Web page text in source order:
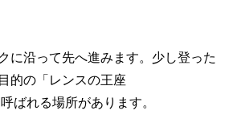
に沿って先へ進みます。少し登った
的の「レンスの王座
ばれる場所があります。